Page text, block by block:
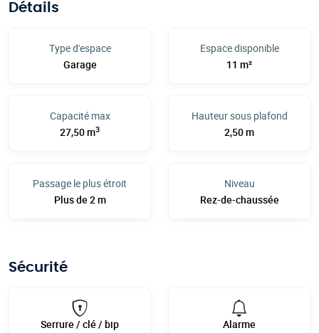
Détails
Type d'espace
Garage
Espace disponible
11 m²
Capacité max
27,50 m3
Hauteur sous plafond
2,50 m
Passage le plus étroit
Plus de 2 m
Niveau
Rez-de-chaussée
Sécurité
Serrure / clé / bip Alarme